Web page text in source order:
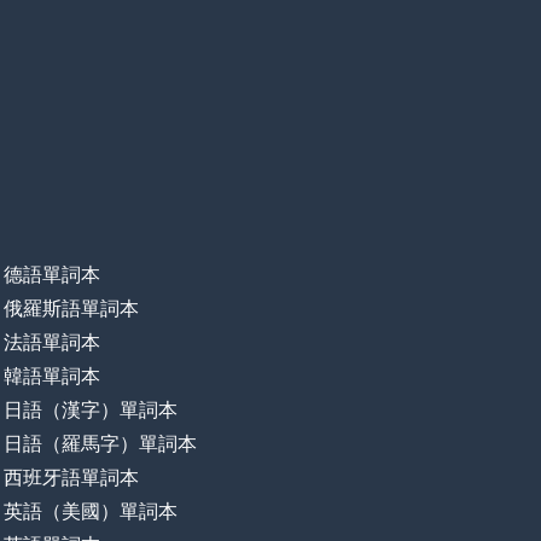
德語單詞本
俄羅斯語單詞本
法語單詞本
韓語單詞本
日語（漢字）單詞本
日語（羅馬字）單詞本
西班牙語單詞本
英語（美國）單詞本